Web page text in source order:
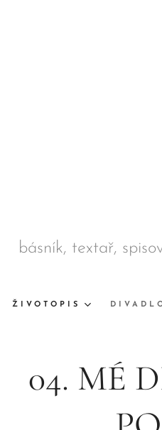
básník, textař,
ŽIVOTOPIS
04. MÉ